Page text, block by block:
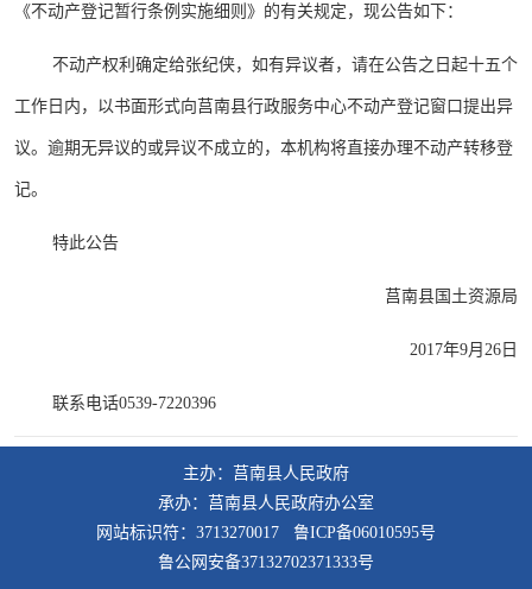
《不动产登记暂行条例实施细则》的有关规定，现公告如下：
不动产权利确定给张纪侠，如有异议者，请在公告之日起十五个
工作日内，以书面形式向莒南县行政服务中心不动产登记窗口提出异
议。逾期无异议的或异议不成立的，本机构将直接办理不动产转移登
记。
特此公告
莒南县国土资源局
2017年9月26日
联系电话0539-7220396
主办：莒南县人民政府
承办：莒南县人民政府办公室
网站标识符：3713270017 鲁ICP备06010595号
鲁公网安备37132702371333号